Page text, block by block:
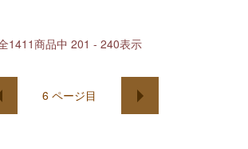
1411商品中 201 - 240表示
6 ページ目